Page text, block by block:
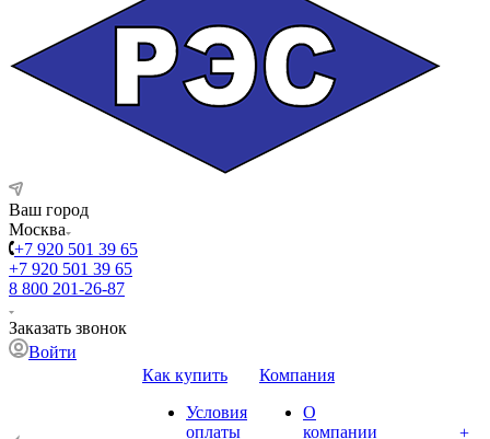
Ваш город
Москва
+7 920 501 39 65
+7 920 501 39 65
8 800 201-26-87
Заказать звонок
Войти
Как купить
Условия
оплаты
Компания
О
компании
+